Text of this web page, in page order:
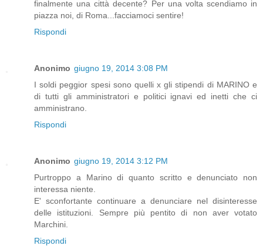
finalmente una città decente? Per una volta scendiamo in
piazza noi, di Roma...facciamoci sentire!
Rispondi
Anonimo giugno 19, 2014 3:08 PM
I soldi peggior spesi sono quelli x gli stipendi di MARINO e
di tutti gli amministratori e politici ignavi ed inetti che ci
amministrano.
Rispondi
Anonimo giugno 19, 2014 3:12 PM
Purtroppo a Marino di quanto scritto e denunciato non
interessa niente.
E' sconfortante continuare a denunciare nel disinteresse
delle istituzioni. Sempre più pentito di non aver votato
Marchini.
Rispondi